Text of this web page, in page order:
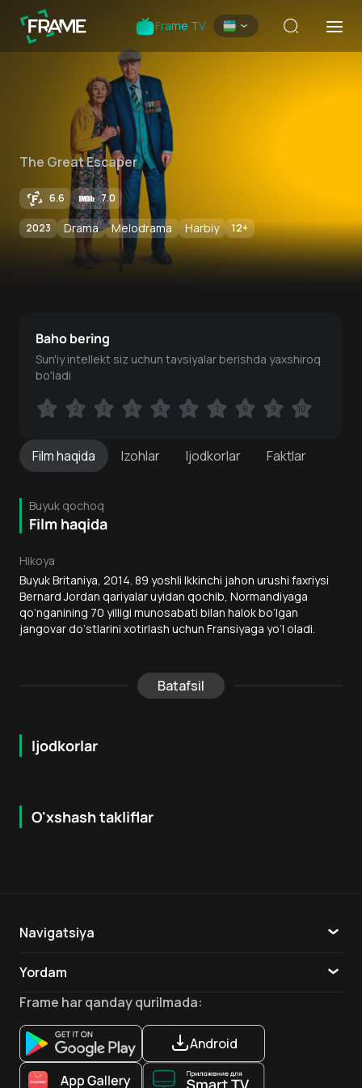
Frame TV
The Great Escaper
6.6 7.0
2023 Drama Melodrama Harbiy 12+
Filmhaqida Izohlar Ijodkorlar Faktlar
Buyuk qochoq
Film haqida
Hikoya
Buyuk Britaniya, 2014. 89 yoshli Ikkinchi jahon urushi faxriysi
Bernard Jordan qariyalar uyidan qochib, Normandiyaga
qo‘nganining 70 yilligi munosabati bilan halok bo‘lgan
jangovar do‘stlarini xotirlash uchun Fransiyaga yo‘l oladi.
Batafsil
Ijodkorlar
Baho bering
Sun'iy intellekt siz uchun tavsiyalar berishda yaxshiroq
bo'ladi
1 2 3 4 5 6 7 8 9 10
1 2 3 4 5 6 7 8 9 10
O'xshash takliflar
18 + 7.6
Navigatsiya
Yordam
Aloqa
Ilovalar
Frame har qanday qurilmada:
Android